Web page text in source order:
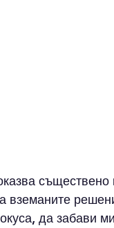
вземаните
да забави